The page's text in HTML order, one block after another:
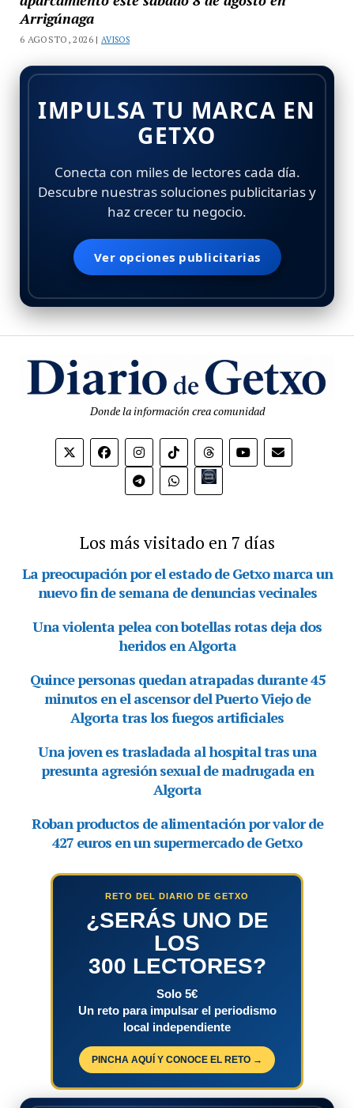
Arrigúnaga
6 AGOSTO, 2026 |AVISOS
IMPULSA TU MARCA EN
GETXO
Conecta con miles de lectores cada día.
Descubre nuestras soluciones publicitarias y
haz crecer tu negocio.
Ver opciones publicitarias
Donde la información crea comunidad
Bio.link
Los más visitado en 7 días
RETO DEL DIARIO DE GETXO
¿SERÁS UNO DE
LOS
300 LECTORES?
Solo 5€
Un reto para impulsar el periodismo
local independiente
PINCHA AQUÍ Y CONOCE EL RETO →